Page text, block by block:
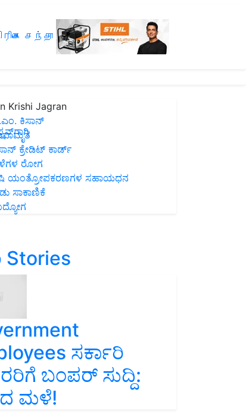
சந்தா
Krishi Jagran
ಕಿಸಾನ್
ಕ್ರೇಡಿಟ್ ಕಾರ್ಡ್
ರೋಗ
ಯಂತ್ರೋಪಕರಣಗಳ ಸಹಾಯಧನ
ಸಾಕಾಣಿಕೆ
Stories
ಸರ್ಕಾರಿ
ಬಂಪರ್‌ ಸುದ್ದಿ:
ಮಳೆ!